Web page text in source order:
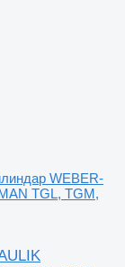
WEBER-
TGL, TGM,